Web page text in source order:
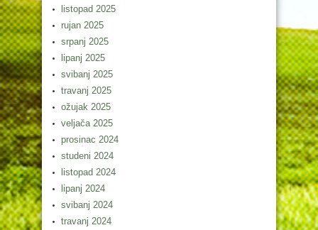
listopad 2025
rujan 2025
srpanj 2025
lipanj 2025
svibanj 2025
travanj 2025
ožujak 2025
veljača 2025
prosinac 2024
studeni 2024
listopad 2024
lipanj 2024
svibanj 2024
travanj 2024